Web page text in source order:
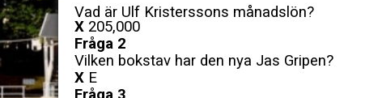
Vad är Ulf Kristerssons månadslön?
X 205,000
Fråga 2
Vilken bokstav har den nya Jas Gripen?
X E